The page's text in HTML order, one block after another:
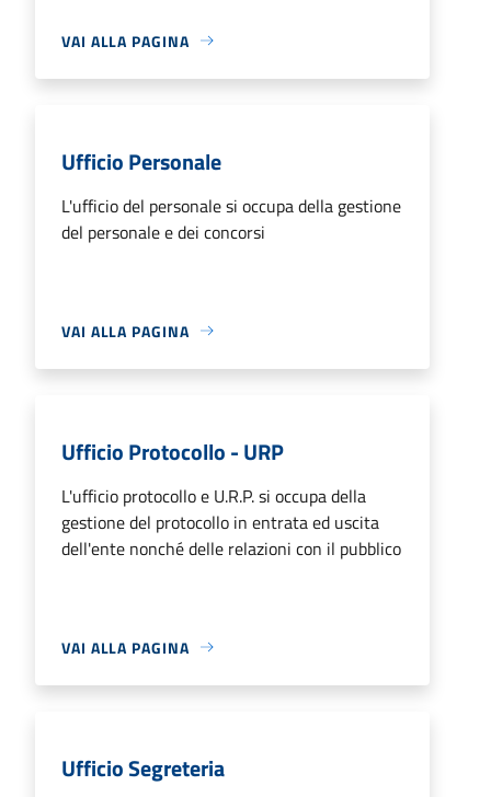
VAI ALLA PAGINA
Ufficio Personale
L'ufficio del personale si occupa della gestione
del personale e dei concorsi
VAI ALLA PAGINA
Ufficio Protocollo - URP
L'ufficio protocollo e U.R.P. si occupa della
gestione del protocollo in entrata ed uscita
dell'ente nonché delle relazioni con il pubblico
VAI ALLA PAGINA
Ufficio Segreteria